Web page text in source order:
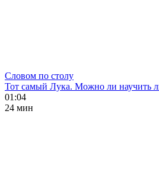
Словом по столу
Тот самый Лука. Можно ли научить
01:04
24 мин